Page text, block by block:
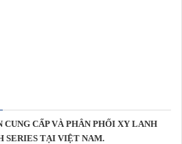
CẤP VÀ PHÂN PHỐI XY LANH
SERIES TẠI VIỆT NAM.